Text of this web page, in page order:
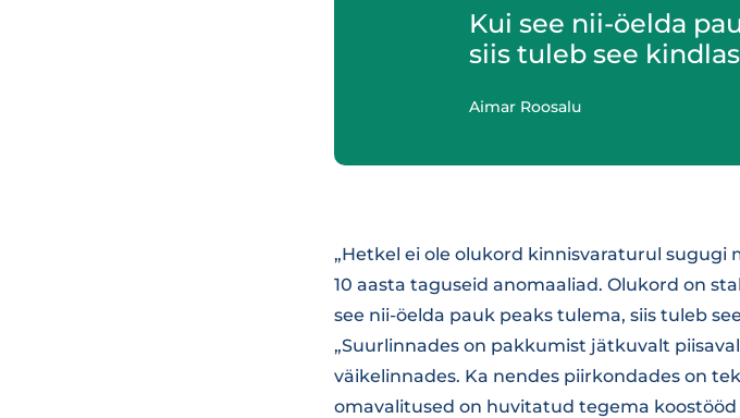
Kui see nii-öelda
siis tuleb see
Aimar Roosalu
„Hetkel ei ole olukord kinnisvaraturul
10 aasta taguseid anomaaliad. Olukord on
see nii-öelda pauk peaks tulema, siis tuleb
„Suurlinnades on pakkumist jätkuvalt
väikelinnades. Ka nendes piirkondades on
omavalitused on huvitatud tegema